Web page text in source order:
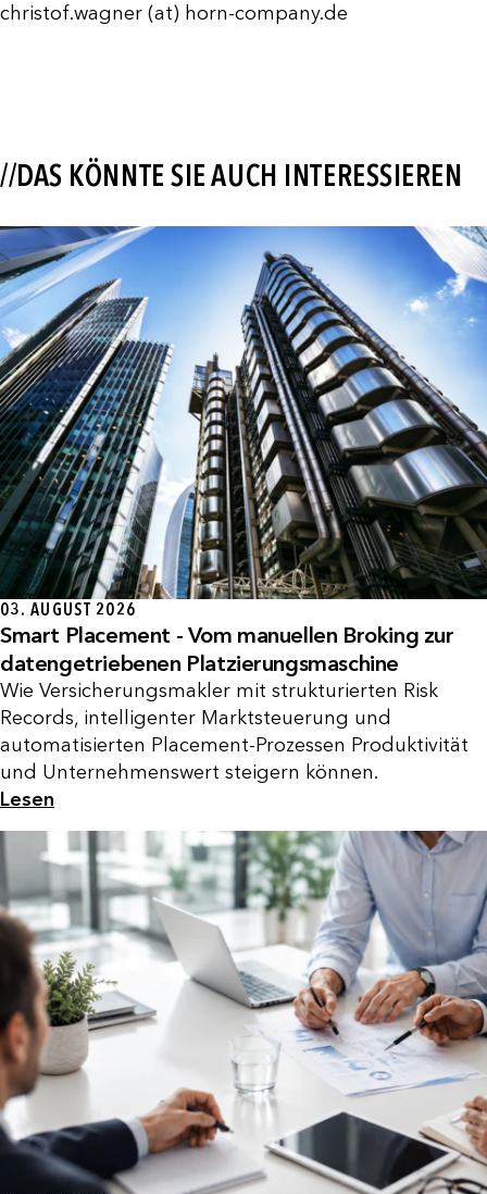
christof.wagner (at) horn-company.de
//DAS KÖNNTE SIE AUCH INTERESSIEREN
03. AUGUST 2026
Smart Placement - Vom manuellen Broking zur
datengetriebenen Platzierungsmaschine
Wie Versicherungsmakler mit strukturierten Risk
Records, intelligenter Marktsteuerung und
automatisierten Placement-Prozessen Produktivität
und Unternehmenswert steigern können.
Lesen